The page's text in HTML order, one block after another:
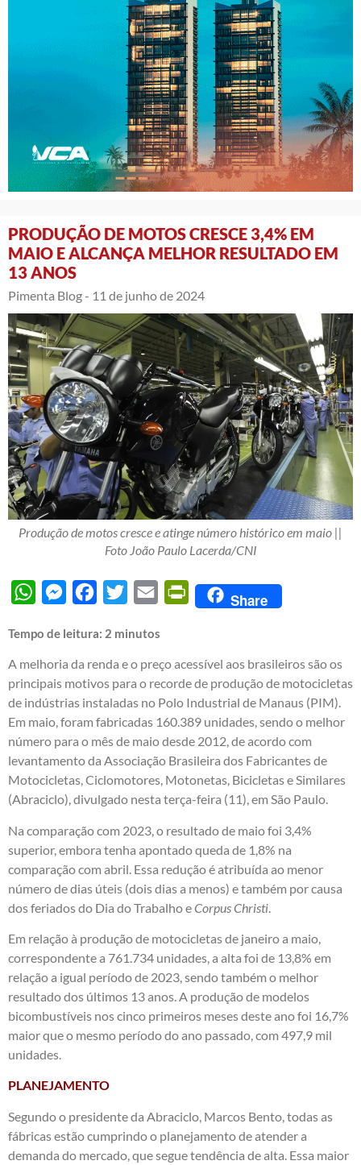
PRODUÇÃO DE MOTOS CRESCE 3,4% EM
MAIO E ALCANÇA MELHOR RESULTADO EM
13 ANOS
Pimenta Blog - 11 de junho de 2024
Produção de motos cresce e atinge número histórico em maio ||
Foto João Paulo Lacerda/CNI
WhatsAppMessengerFacebook
Twitter Email PrintFriendly
Share
Tempo de leitura: 2 minutos
A melhoria da renda e o preço acessível aos brasileiros são os
principais motivos para o recorde de produção de motocicletas
de indústrias instaladas no Polo Industrial de Manaus (PIM).
Em maio, foram fabricadas 160.389 unidades, sendo o melhor
número para o mês de maio desde 2012, de acordo com
levantamento da Associação Brasileira dos Fabricantes de
Motocicletas, Ciclomotores, Motonetas, Bicicletas e Similares
(Abraciclo), divulgado nesta terça-feira (11), em São Paulo.
Na comparação com 2023, o resultado de maio foi 3,4%
superior, embora tenha apontado queda de 1,8% na
comparação com abril. Essa redução é atribuída ao menor
número de dias úteis (dois dias a menos) e também por causa
dos feriados do Dia do Trabalho eCorpus Christi
Em relação à produção de motocicletas de janeiro a maio,
correspondente a 761.734 unidades, a alta foi de 13,8% em
relação a igual período de 2023, sendo também o melhor
resultado dos últimos 13 anos. A produção de modelos
bicombustíveis nos cinco primeiros meses deste ano foi 16,7%
maior que o mesmo período do ano passado, com 497,9 mil
unidades.
PLANEJAMENTO
Segundo o presidente da Abraciclo, Marcos Bento, todas as
fábricas estão cumprindo o planejamento de atender a
demanda do mercado, que segue tendência de alta. Essa maior